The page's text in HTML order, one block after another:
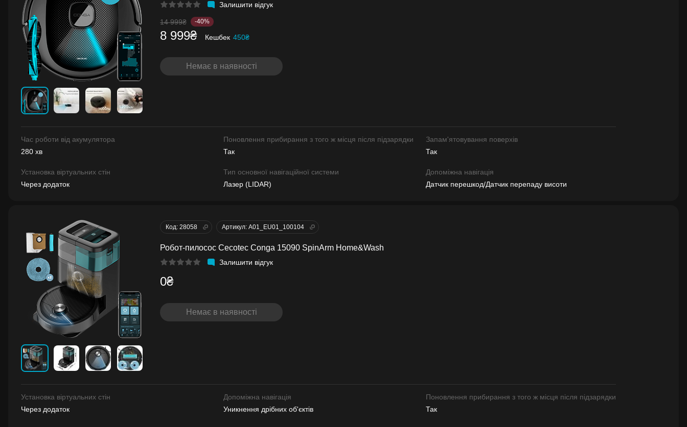
Залишити відгук
14 999₴ -40%
8 999₴ Кешбек 450₴
Немає в наявності
Час роботи від акумулятора
280 хв
Поновлення прибирання з того ж місця після підзарядки
Так
Запам'ятовування поверхів
Так
Установка віртуальних стін
Через додаток
Тип основної навігаційної системи
Лазер (LIDAR)
Допоміжна навігація
Датчик перешкод/Датчик перепаду висоти
Код: 28058 Артикул: A01_EU01_100104
Робот-пилосос Cecotec Conga 15090 SpinArm Home&Wash
Залишити відгук
0₴
Немає в наявності
Установка віртуальних стін
Через додаток
Допоміжна навігація
Уникнення дрібних об'єктів
Поновлення прибирання з того ж місця після підзарядки
Так